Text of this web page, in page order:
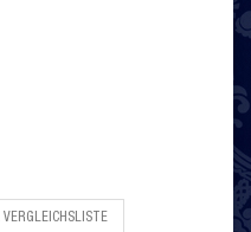
VERGLEICHSLISTE